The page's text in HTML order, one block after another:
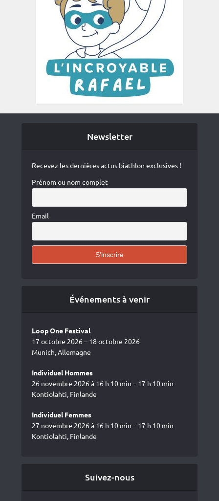
Newsletter
Recevez les dernières actus biathlon exclusives !
Prénom ou nom complet
Email
Événements à venir
Loop One Festival
17 octobre 2026 – 18 octobre 2026
Munich, Allemagne
Individuel Hommes
26 novembre 2026 à 16 h 10 min – 17 h 10 min
Kontiolahti, Finlande
Individuel Femmes
27 novembre 2026 à 16 h 10 min – 17 h 10 min
Kontiolahti, Finlande
Suivez-nous